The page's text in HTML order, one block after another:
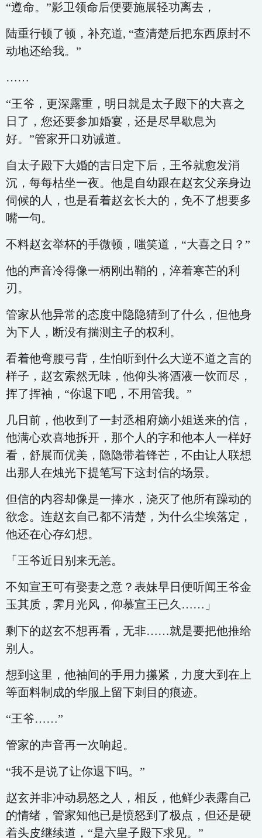
“遵命。”影卫领命后便要施展轻功离去，
陆重行顿了顿，补充道, “查清楚后把东西原封不
动地还给我。”
……
“王爷，更深露重，明日就是太子殿下的大喜之
日了，您还要参加婚宴，还是尽早歇息为
好。”管家开口劝诫道。
自太子殿下大婚的吉日定下后，王爷就愈发消
沉，每每枯坐一夜。他是自幼跟在赵玄父亲身边
伺候的人，也是看着赵玄长大的，免不了想要多
嘴一句。
不料赵玄举杯的手微顿，嗤笑道，“大喜之日？”
他的声音冷得像一柄刚出鞘的，淬着寒芒的利
刃。
管家从他异常的态度中隐隐猜到了什么，但他身
为下人，断没有揣测主子的权利。
看着他弯腰弓背，生怕听到什么大逆不道之言的
样子，赵玄索然无味，他仰头将酒液一饮而尽，
挥了挥袖，“你退下吧，不用管我。”
几日前，他收到了一封丞相府嫡小姐送来的信，
他满心欢喜地拆开，那个人的字和他本人一样好
看，舒展而优美，隐隐带着锋芒，不由让人联想
出那人在烛光下提笔写下这封信的场景。
但信的内容却像是一捧水，浇灭了他所有躁动的
欲念。连赵玄自己都不清楚，为什么尘埃落定，
他还在心存幻想。
「王爷近日别来无恙。
不知宣王可有娶妻之意？表妹早日便听闻王爷金
玉其质，霁月光风，仰慕宣王已久……」
剩下的赵玄不想再看，无非……就是要把他推给
别人。
想到这里，他袖间的手用力攥紧，力度大到在上
等面料制成的华服上留下刺目的痕迹。
“王爷……”
管家的声音再一次响起。
“我不是说了让你退下吗。”
赵玄并非冲动易怒之人，相反，他鲜少表露自己
的情绪，管家知他已是愤怒到了极点，但还是硬
着头皮继续道，“是六皇子殿下求见。”